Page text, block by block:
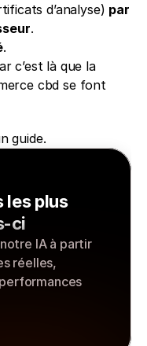
d’analyse) par
.
.
c’est là que la
cbd se font
guide.
les plus
ci
IA à partir
réelles,